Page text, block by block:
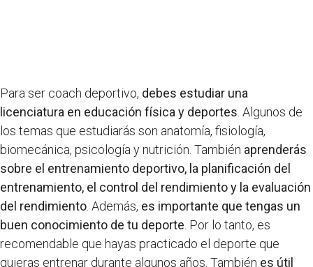
Para ser coach deportivo, debes estudiar una
licenciatura en educación física y deportes . Algunos de
los temas que estudiarás son anatomía, fisiología,
biomecánica, psicología y nutrición. También aprenderás
sobre el entrenamiento deportivo, la planificación del
entrenamiento, el control del rendimiento y la evaluación
del rendimiento . Además, es importante que tengas un
buen conocimiento de tu deporte . Por lo tanto, es
recomendable que hayas practicado el deporte que
quieras entrenar durante algunos años. También es útil